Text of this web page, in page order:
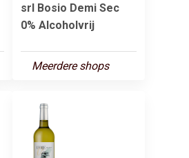
srl Bosio Demi Sec
0% Alcoholvrij
Meerdere shops